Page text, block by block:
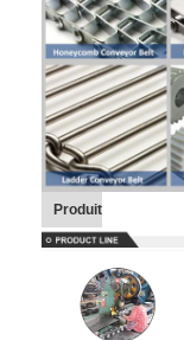
Produit